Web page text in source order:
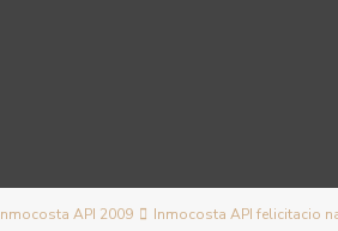
API 2009 Inmocosta API felicitacio